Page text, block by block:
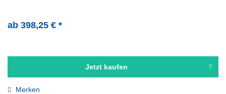
ab 398,25 € *
Jetzt kaufen
Merken